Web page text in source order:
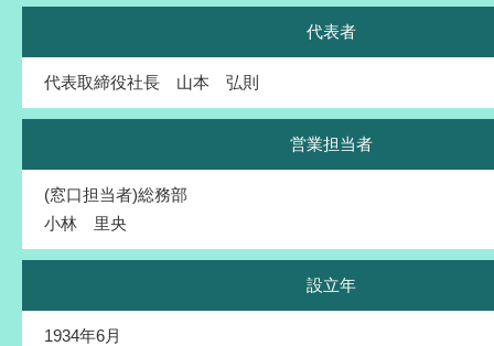
代表者
代表取締役社長 山本 弘則
営業担当者
(窓口担当者)総務部
小林 里央
設立年
1934年6月